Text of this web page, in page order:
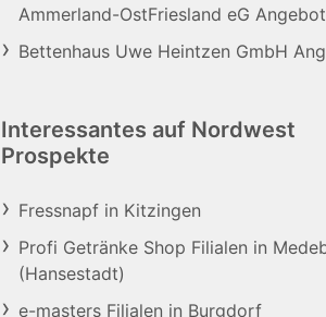
Ammerland-OstFriesland eG
Bettenhaus Uwe Heintzen GmbH
Interessantes auf Nordwest
Prospekte
Fressnapf in Kitzingen
Profi Getränke Shop Filialen in
(Hansestadt)
e-masters Filialen in Burgdorf